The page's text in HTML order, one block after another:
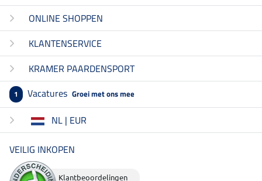
ONLINE SHOPPEN
KLANTENSERVICE
KRAMER PAARDENSPORT
1 Vacatures Groei met ons mee
NL | EUR
VEILIG INKOPEN
Klantbeoordelingen